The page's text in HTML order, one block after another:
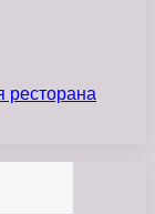
ресторана